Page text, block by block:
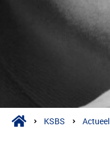
KSBS Actueel